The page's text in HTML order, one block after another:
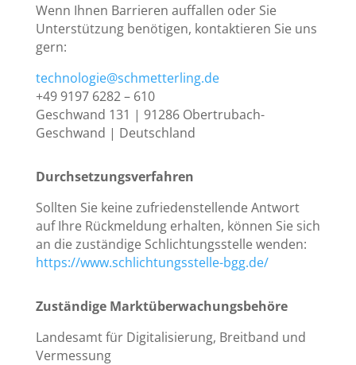
Wenn Ihnen Barrieren auffallen oder Sie
Unterstützung benötigen, kontaktieren Sie uns
gern:
technologie@schmetterling.de
+49 9197 6282 – 610
Geschwand 131 | 91286 Obertrubach-
Geschwand | Deutschland
Durchsetzungsverfahren
Sollten Sie keine zufriedenstellende Antwort
auf Ihre Rückmeldung erhalten, können Sie sich
an die zuständige Schlichtungsstelle wenden:
https://www.schlichtungsstelle-bgg.de/
Zuständige Marktüberwachungsbehöre
Landesamt für Digitalisierung, Breitband und
Vermessung